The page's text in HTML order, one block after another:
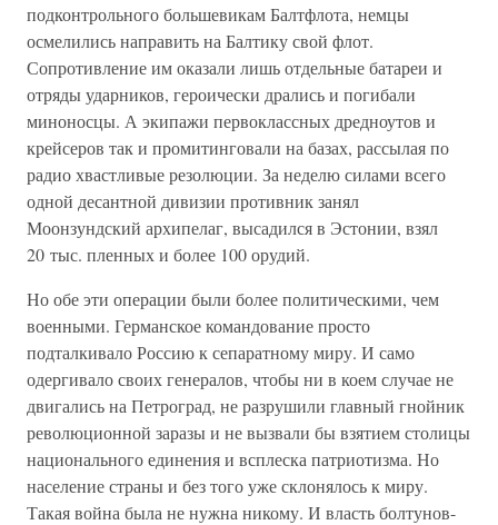
подконтрольного большевикам Балтфлота, немцы
осмелились направить на Балтику свой флот.
Сопротивление им оказали лишь отдельные батареи и
отряды ударников, героически дрались и погибали
миноносцы. А экипажи первоклассных дредноутов и
крейсеров так и промитинговали на базах, рассылая по
радио хвастливые резолюции. За неделю силами всего
одной десантной дивизии противник занял
Моонзундский архипелаг, высадился в Эстонии, взял
20 тыс. пленных и более 100 орудий.
Но обе эти операции были более политическими, чем
военными. Германское командование просто
подталкивало Россию к сепаратному миру. И само
одергивало своих генералов, чтобы ни в коем случае не
двигались на Петроград, не разрушили главный гнойник
революционной заразы и не вызвали бы взятием столицы
национального единения и всплеска патриотизма. Но
население страны и без того уже склонялось к миру.
Такая война была не нужна никому. И власть болтунов-